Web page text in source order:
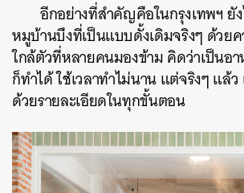
อีกอย่างที่สำคัญคือในกรุงเทพฯ ยั
หมูบ้านบึงที่เป็นแบบดั้งเดิมจริงๆ ด้วย
ใกล้ตัวที่หลายคนมองข้าม คิดว่าเป็นอา
ก็ทำได้ ใช้เวลาทำไม่นาน แต่จริงๆ แล้ว
ด้วยรายละเอียดในทุกขั้นตอน